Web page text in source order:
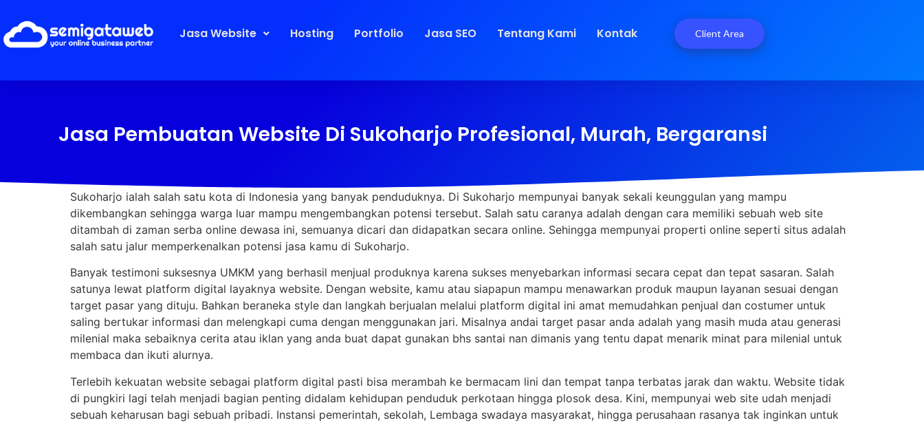
Jasa Website Hosting Portfolio Jasa SEO Tentang Kami Kontak Client Area
Jasa Pembuatan Website Di Sukoharjo Profesional, Murah, Bergaransi
Sukoharjo ialah salah satu kota di Indonesia yang banyak penduduknya. Di Sukoharjo mempunyai banyak sekali keunggulan yang mampu
dikembangkan sehingga warga luar mampu mengembangkan potensi tersebut. Salah satu caranya adalah dengan cara memiliki sebuah web site
ditambah di zaman serba online dewasa ini, semuanya dicari dan didapatkan secara online. Sehingga mempunyai properti online seperti situs adalah
salah satu jalur memperkenalkan potensi jasa kamu di Sukoharjo.
Banyak testimoni suksesnya UMKM yang berhasil menjual produknya karena sukses menyebarkan informasi secara cepat dan tepat sasaran. Salah
satunya lewat platform digital layaknya website. Dengan website, kamu atau siapapun mampu menawarkan produk maupun layanan sesuai dengan
target pasar yang dituju. Bahkan beraneka style dan langkah berjualan melalui platform digital ini amat memudahkan penjual dan costumer untuk
saling bertukar informasi dan melengkapi cuma dengan menggunakan jari. Misalnya andai target pasar anda adalah yang masih muda atau generasi
milenial maka sebaiknya cerita atau iklan yang anda buat dapat gunakan bhs santai nan dimanis yang tentu dapat menarik minat para milenial untuk
membaca dan ikuti alurnya.
Terlebih kekuatan website sebagai platform digital pasti bisa merambah ke bermacam lini dan tempat tanpa terbatas jarak dan waktu. Website tidak
di pungkiri lagi telah menjadi bagian penting didalam kehidupan penduduk perkotaan hingga plosok desa. Kini, mempunyai web site udah menjadi
sebuah keharusan bagi sebuah pribadi. Instansi pemerintah, sekolah, Lembaga swadaya masyarakat, hingga perusahaan rasanya tak inginkan untuk